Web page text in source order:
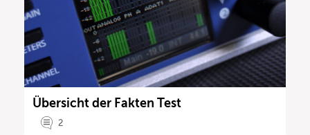
Übersicht der Fakten Test
2